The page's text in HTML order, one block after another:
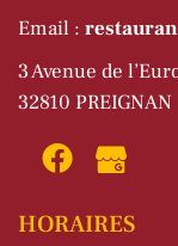
Email :
3 Avenue de
32810 PREIGNAN
HORAIRES